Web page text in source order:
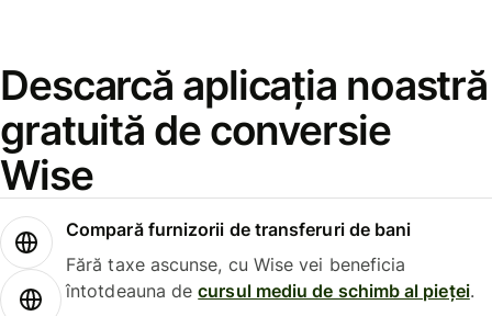
Descarcă aplicația noastră
gratuită de conversie
Wise
Compară furnizorii de transferuri de bani
Fără taxe ascunse, cu Wise vei beneficia
întotdeauna decursul mediu de schimb al pieței.